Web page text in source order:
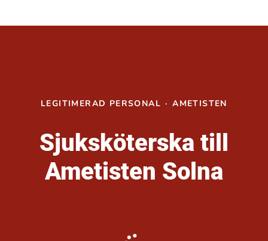
LEGITIMERAD PERSONAL · AMETISTEN
Sjuksköterska till
Ametisten Solna